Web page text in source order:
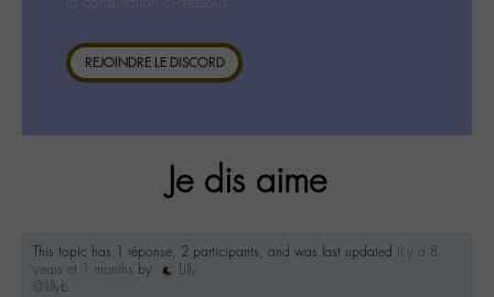
REJOINDRE LE DISCORD
Je dis aime
This topic has 1 réponse, 2 participants, and was last updated il y a 8
years et 1 months by
Lilly
@lillyb.